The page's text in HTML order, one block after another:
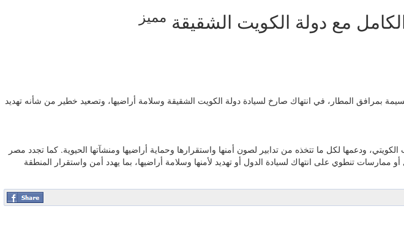
مع دولة الكويت الشقيقة مميز
بمرافق المطار، في انتهاك صارخ لسيادة دولة الكويت الشقيقة وسلامة أراضيها، وتصعيد خطير من شأنه تهديد
ودعمها لكل ما تتخذه من تدابير لصون أمنها واستقرارها وحماية أراضيها ومنشآتها الحيوية. كما تجدد مصر
تنطوي على انتهاك لسيادة الدول أو تهديد لأمنها وسلامة أراضيها، بما يهدد أمن واستقرار المنطقة